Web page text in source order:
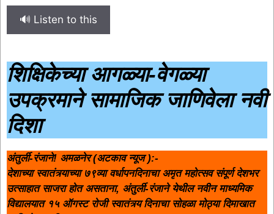
🔊 Listen to this
शिक्षिकेच्या आगळ्या-वेगळ्या
उपक्रमाने सामाजिक जाणिवेला नवी
दिशा
अंतुर्ली-रंजाने! अमळनेर (अटकाव न्यूज ):-
देशाच्या स्वातंत्र्याच्या ७९व्या वर्धापनदिनाचा अमृत महोत्सव संपूर्ण देशभर
उत्साहात साजरा होत असताना, अंतुर्ली-रंजाने येथील नवीन माध्यमिक
विद्यालयात १५ ऑगस्ट रोजी स्वातंत्र्य दिनाचा सोहळा मोठ्या दिमाखात